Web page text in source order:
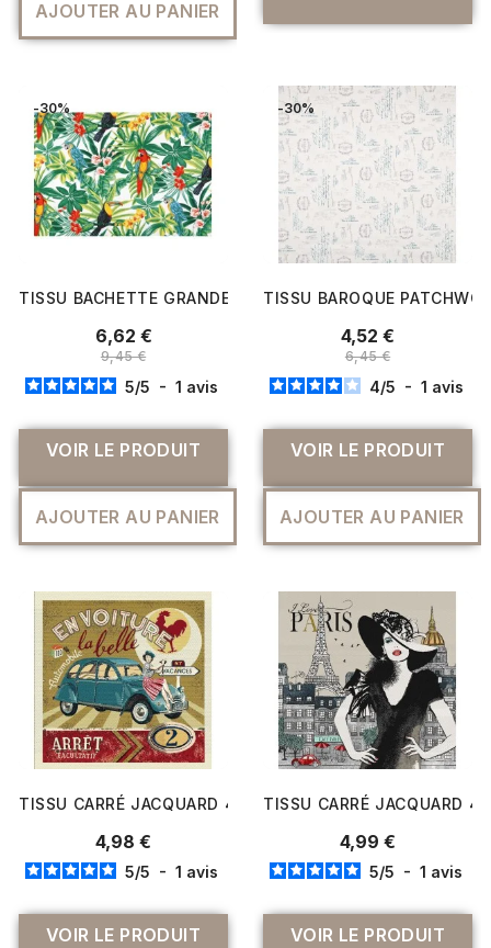
AJOUTER AU PANIER
-30%
TISSU BACHETTE GRANDE LARGEUR EXOTIQUE
6,62 €
9,45 €
5/5 - 1 avis
VOIR LE PRODUIT
AJOUTER AU PANIER
-30%
TISSU BAROQUE
4,52 €
6,45 €
4/5 - 1 avis
VOIR LE PRODUIT
AJOUTER AU PANIER
TISSU CARRÉ JACQUARD 48 CM X 48 CM AUTOMOBILE
4,98 €
5/5 - 1 avis
VOIR LE PRODUIT
TISSU CARRÉ JACQUARD
4,99 €
5/5 - 1 avis
VOIR LE PRODUIT